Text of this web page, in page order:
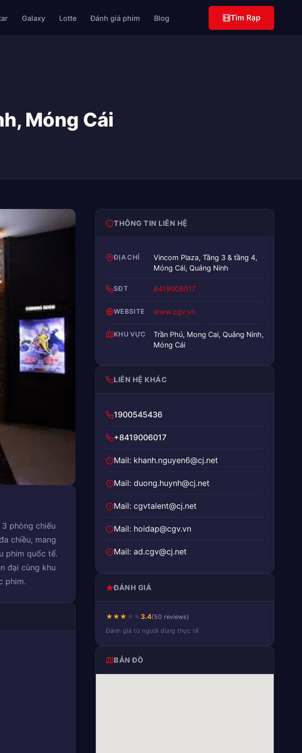
Galaxy Lotte Đánh giá phim Blog Tìm Rạp
Móng Cái
phòng chiếu
chiều, mang
phim quốc tế.
đại cùng khu
phim.
THÔNG TIN LIÊN HỆ
ĐỊA CHỈ
Vincom Plaza, Tầng 3 & tầng 4,
Móng Cái, Quảng Ninh
SĐT 8419006017
WEBSITE www.cgv.vn
KHU VỰC
Trần Phú, Mong Cai, Quảng Ninh,
Móng Cái
LIÊN HỆ KHÁC
1900545436
+8419006017
Mail: khanh.nguyen6@cj.net
Mail: duong.huynh@cj.net
Mail: cgvtalent@cj.net
Mail: hoidap@cgv.vn
Mail: ad.cgv@cj.net
ĐÁNH GIÁ
★★★★ ★3.4(50 reviews)
Đánh giá từ người dùng thực tế
BẢN ĐỒ